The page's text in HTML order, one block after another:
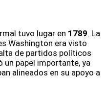
tuvo lugar en 1789. La
Washington era visto
de partidos políticos
un papel importante, ya
alineados en su apoyo a